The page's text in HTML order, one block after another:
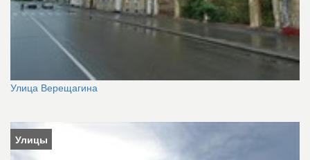
Улица Верещагина
Улицы